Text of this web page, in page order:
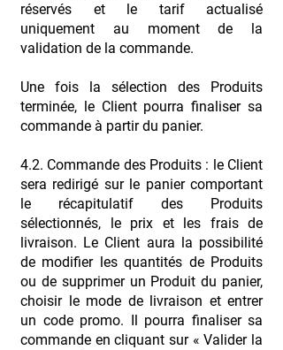
réservés et le tarif actualisé
uniquement au moment de la
validation de la commande.
Une fois la sélection des Produits
terminée, le Client pourra finaliser sa
commande à partir du panier.
4.2. Commande des Produits : le Client
sera redirigé sur le panier comportant
le récapitulatif des Produits
sélectionnés, le prix et les frais de
livraison. Le Client aura la possibilité
de modifier les quantités de Produits
ou de supprimer un Produit du panier,
choisir le mode de livraison et entrer
un code promo. Il pourra finaliser sa
commande en cliquant sur « Valider la